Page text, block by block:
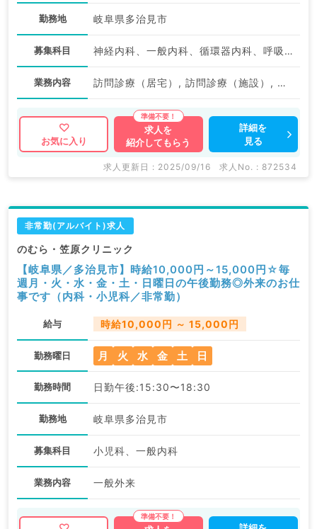
勤務地 岐阜県多治見市
募集科目 神経内科、一般内科、循環器内科、呼吸器内科、消化器内科、内分泌・代謝内科、腎臓内科、老年内科、血液内科、膠原病科
業務内容 訪問診療（居宅）, 訪問診療（施設）, 訪問診療（居宅）
お気に入り
求人を
紹介してもらう
詳細を
見る
求人更新日 : 2025/09/16 求人No. : 872534
非常勤(アルバイト)求人
のむら・笠原クリニック
【岐阜県／多治見市】時給10,000円～15,000円☆毎
週月・火・水・金・土・日曜日の午後勤務◎外来のお仕
事です（内科・小児科／非常勤）
給与 時給10,000円 ～ 15,000円
勤務曜日 月 火 水 金 土 日
勤務時間 日勤午後:15:30〜18:30
勤務地 岐阜県多治見市
募集科目 小児科、一般内科
業務内容 一般外来